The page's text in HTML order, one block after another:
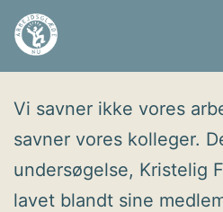
Fortsæt
Arbejdsglæde
Udgivet
Vi savner ikke vores
savner vores kolleger.
undersøgelse, Kristelig
lavet blandt sine